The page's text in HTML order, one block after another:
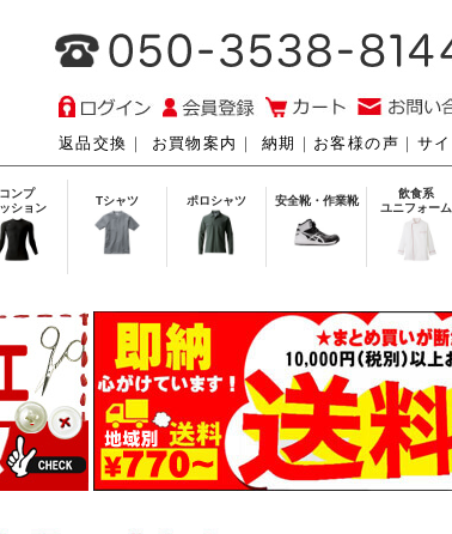
返品交換 ｜ お買物案内 ｜ 納期 ｜ お客様の声 ｜ サ
コンプ
ション
Tシャツ ポロシャツ 安全靴・作業靴
飲食系
ユニフォーム